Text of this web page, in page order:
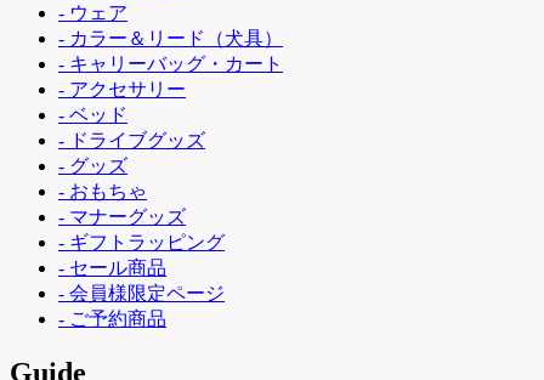
- ウェア
- カラー＆リード（犬具）
- キャリーバッグ・カート
- アクセサリー
- ベッド
- ドライブグッズ
- グッズ
- おもちゃ
- マナーグッズ
- ギフトラッピング
- セール商品
- 会員様限定ページ
- ご予約商品
Guide